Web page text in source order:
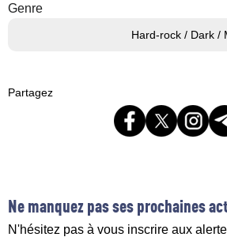
Genre
Hard-rock / Dark /
Partagez
Ne manquez pas ses prochaines
N'hésitez pas à vous inscrire aux